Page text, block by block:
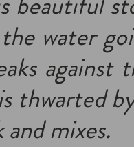
beautiful
water
thwarted
and mixes.